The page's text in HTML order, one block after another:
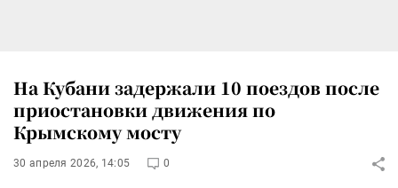
На Кубани задержали 10 поездов после
приостановки движения по
Крымскому мосту
30 апреля 2026, 14:05 0